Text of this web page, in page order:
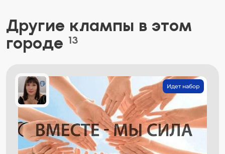
Другие клампы в этом
городе 13
Идет набор